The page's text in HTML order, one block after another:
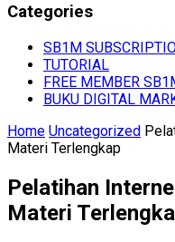
Categories
SB1M
TUTORIAL
FREE MEMBER
BUKU DIGITAL
Home Uncategorized
Materi Terlengkap
Pelatihan
Materi